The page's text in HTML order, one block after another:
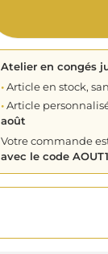
Atelier en congés
•Article en stock,
•Article
août
Votre commande
avec le code